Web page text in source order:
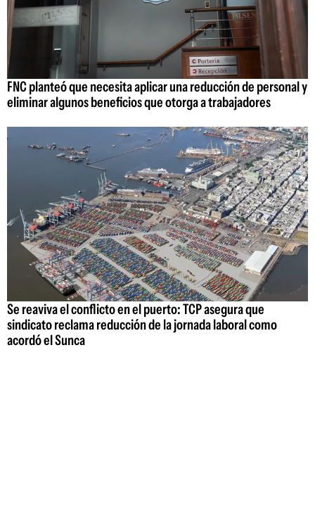
FNC planteó que necesita aplicar una reducción de personal y
eliminar algunos beneficios que otorga a trabajadores
Se reaviva el conflicto en el puerto: TCP asegura que
sindicato reclama reducción de la jornada laboral como
acordó el Sunca